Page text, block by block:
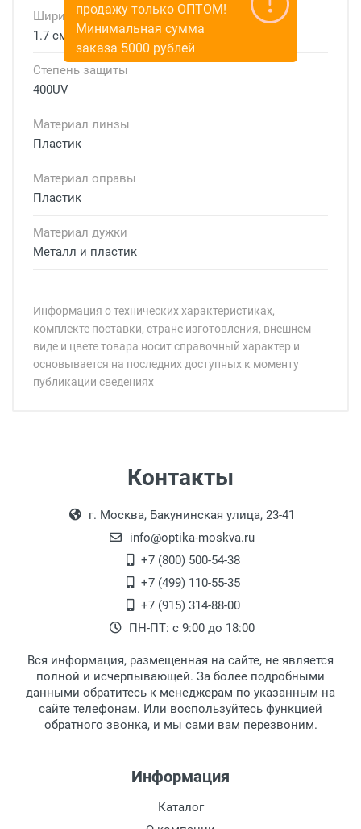
Ширина мостика
1.7 см
Степень защиты
400UV
Материал линзы
Пластик
Материал оправы
Пластик
Материал дужки
Металл и пластик
Информация о технических характеристиках,
комплекте поставки, стране изготовления, внешнем
виде и цвете товара носит справочный характер и
основывается на последних доступных к моменту
публикации сведениях
Самовывоз.
Оплата товара производится
наличными непосредственно на пункте
выдачи товара.
Перечисление средств на расчетный счет.
18:00, по субботам с 11:00 до 15:00, в
офисе по адресу: г. Москва,
Переведеновский переулок 17, корпус 1,
второй этаж, тел. +7 (499) 110-55-35.
После того, как заказ поступает в пункт
выдачи, наш менеджер связывается с
клиентом и оповещает о поступлении
Для получения товара при себе
обязательно иметь паспорт.
Заказ необходимо забрать в течение 3
рабочих дней с момента поступления на
дополнительных расходов за хранение
Контакты
г. Москва, Бакунинская улица, 23-41
info@optika-moskva.ru
+7 (800) 500-54-38
+7 (499) 110-55-35
+7 (915) 314-88-00
ПН-ПТ: с 9:00 до 18:00
Вся информация, размещенная на сайте, не является
полной и исчерпывающей. За более подробными
данными обратитесь к менеджерам по указанным на
сайте телефонам. Или воспользуйтесь функцией
обратного звонка, и мы сами вам перезвоним.
Информация
Каталог
продажу только ОПТОМ!
Минимальная сумма
заказа 5000 рублей